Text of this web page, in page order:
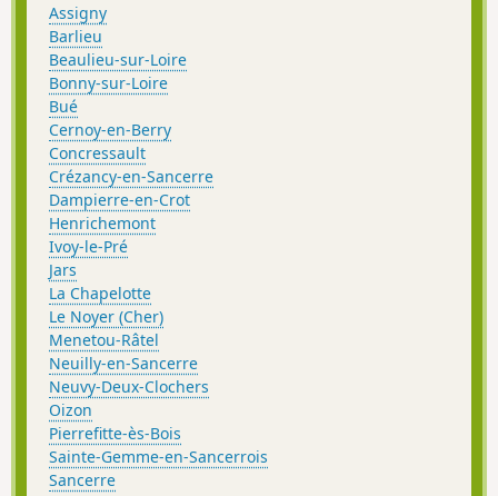
Assigny
Barlieu
Beaulieu-sur-Loire
Bonny-sur-Loire
Bué
Cernoy-en-Berry
Concressault
Crézancy-en-Sancerre
Dampierre-en-Crot
Henrichemont
Ivoy-le-Pré
Jars
La Chapelotte
Le Noyer (Cher)
Menetou-Râtel
Neuilly-en-Sancerre
Neuvy-Deux-Clochers
Oizon
Pierrefitte-ès-Bois
Sainte-Gemme-en-Sancerrois
Sancerre